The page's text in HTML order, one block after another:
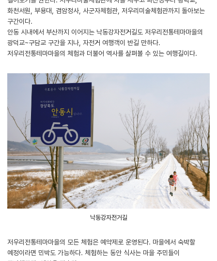
화천서원, 부용대, 겸암정사, 사군자체험관, 저우리미술체험관까지 돌아보는
구간이다.
안동 시내에서 부산까지 이어지는 낙동강자전거길도 저우리전통테마마을의
광덕교~구담교 구간을 지나, 자전거 여행객이 반길 만하다.
저우리전통테마마을의 체험과 더불어 역사를 살펴볼 수 있는 여행길이다.
낙동강자전거길
저우리전통테마마을의 모든 체험은 예약제로 운영된다. 마을에서 숙박할
예정이라면 민박도 가능하다. 체험하는 동안 식사는 마을 주민들이